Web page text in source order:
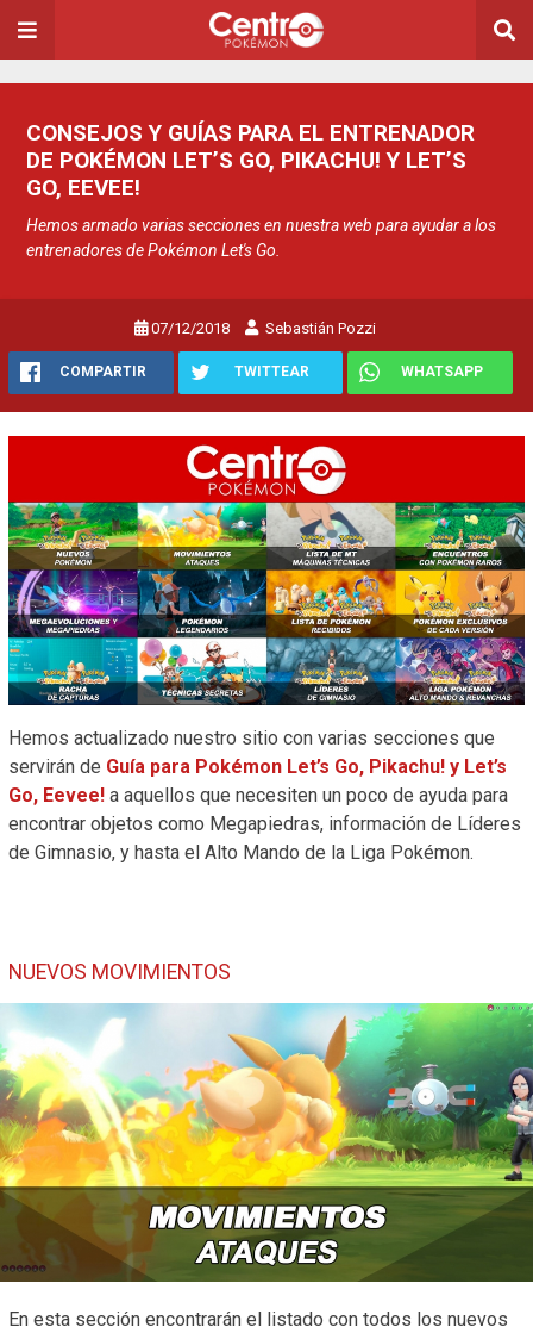
CONSEJOS Y GUÍAS PARA EL ENTRENADOR
DE POKÉMON LET’S GO, PIKACHU! Y LET’S
GO, EEVEE!
Hemos armado varias secciones en nuestra web para ayudar a los
entrenadores de Pokémon Let's Go.
07/12/2018 Sebastián Pozzi
COMPARTIR TWITTEAR WHATSAPP
Hemos actualizado nuestro sitio con varias secciones que
servirán de Guía para Pokémon Let’s Go, Pikachu! y Let’s
Go, Eevee! a aquellos que necesiten un poco de ayuda para
encontrar objetos como Megapiedras, información de Líderes
de Gimnasio, y hasta el Alto Mando de la Liga Pokémon.
NUEVOS MOVIMIENTOS
En esta sección encontrarán el listado con todos los nuevos